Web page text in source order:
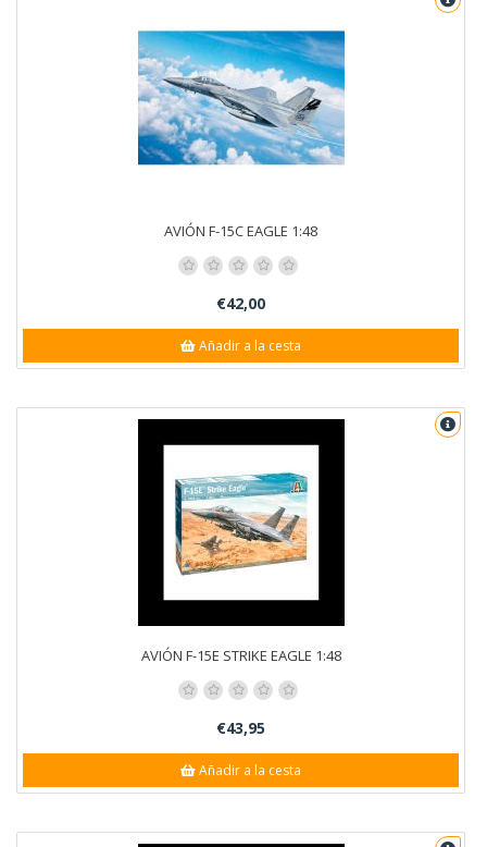
AVIÓN F-15C EAGLE 1:48
€42,00
Añadir a la cesta
AVIÓN F-15E STRIKE EAGLE 1:48
€43,95
Añadir a la cesta